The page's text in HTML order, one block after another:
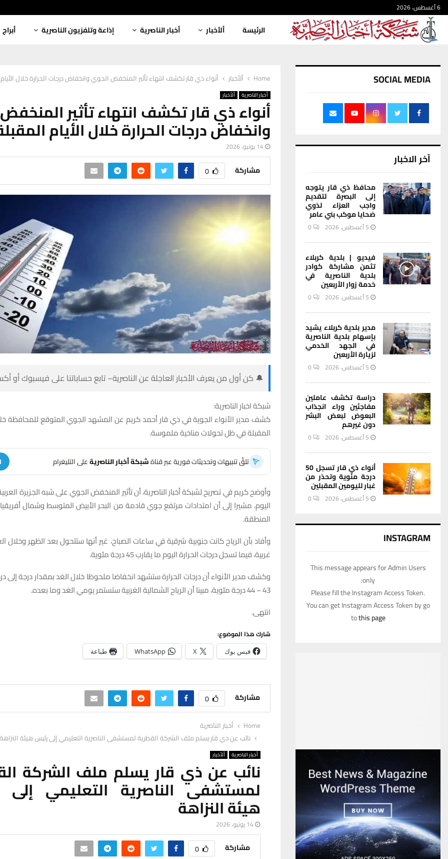
6 أغسطس، 2026
الرئيسة ألأخبار أخبار الناصرية إذاعة وتلفزيون الناصرية أبراج
Home ألأخبار أنواء ذي قار تكشف انتهاء تأثير المنخفض الجوي وانخفاض درجات الحرارة خلال
أخبار الناصرية ألأخبار
أنواء ذي قار تكشف انتهاء تأثير
وانخفاض درجات الحرارة خلال الأيام
14 يونيو، 2026
مشاركة 0
🔔 كن أول من يعرف الأخبار العاجلة عن الناصرية– تابع حساباتنا على فيسبوك أو
شبكة اخبار الناصرية:
كشف مدير الأنواء الجوية في ذي قار أحمد كريم عن المشهد الجوي المتوقع للمحافظة
المقبلة في ظل تحولات مناخية ملموسة.
تلقَّ تنبيهات وتحديثات فورية عبر قناةشبكة أخبار الناصريةعلى التليغرام
وأوضح كريم في تصريح لشبكة أخبار الناصرية، أن تأثير المنخفض الجوي على شبه الجزيرة
اليوم، مشيرا إلى أن امتدادات مرتفع جوي قادمة من البحر الأبيض المتوسط وشمال
المنطقة.
وأفاد بأن الرياح كانت جنوبية شرقية في ساعات الصباح، غير أنها ستتحول بعد الظهر وخلال
غربية، فيما تسجل درجات الحرارة اليوم ما يقارب 45 درجة مئوية.
وكشف مدير الأنواء أن درجات الحرارة ستشهد انخفاضا ملحوظا خلال الغد بمقدار درجة إلى
43 – 44 درجة مئوية، مبينا أن الرياح الشمالية الغربية ستستمر يومي الغد وما بعده.
انتهى.
شارك هذا الموضوع:
فيس بوك X
WhatsApp طباعة
مشاركة 0
Home
أخبار الناصرية
نائب عن ذي قار يسلم ملف الشركة القطرية لمستشفى الناصرية التعليمي إلى رئيس هيئة النزاهة
أخبار الناصرية ألأخبار
نائب عن ذي قار يسلم ملف الشركة
لمستشفى الناصرية التعليمي
هيئة النزاهة
14 يونيو، 2026
مشاركة 0
SOCIAL MEDIA
آخر الاخبار
محافظ ذي قار يتوجه
إلى البصرة لتقديم
واجب العزاء لذوي
ضحايا موكب بني عامر
5 أغسطس، 2026 0
فيديو | بلدية كربلاء
تثمن مشاركة كوادر
بلدية الناصرية في
خدمة زوار الأربعين
5 أغسطس، 2026 0
مدير بلدية كربلاء يشيد
بإسهام بلدية الناصرية
في الجهد الخدمي
لزيارة الأربعين
5 أغسطس، 2026 0
دراسة تكشف عاملين
مفاجئين وراء انجذاب
البعوض لبعض البشر
دون غيرهم
5 أغسطس، 2026 0
أنواء ذي قار تسجل 50
درجة مئوية وتحذر من
غبار لليومين المقبلين
5 أغسطس، 2026 0
INSTAGRAM
This message appears for Admin Users
only:
Please fill the Instagram Access Token.
You can get Instagram Access Token by go
tothis page